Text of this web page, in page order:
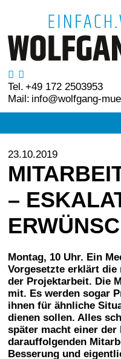
Tel. +49 172 2503953
Mail: info@wolfgang-
23.10.2019
–
Montag, 10 Uhr. Ein
Vorgesetzte erklärt die
der Projektarbeit. Die
mit. Es werden sogar
ihnen für ähnliche
dienen sollen. Alles
später macht einer der
darauffolgenden
Besserung und